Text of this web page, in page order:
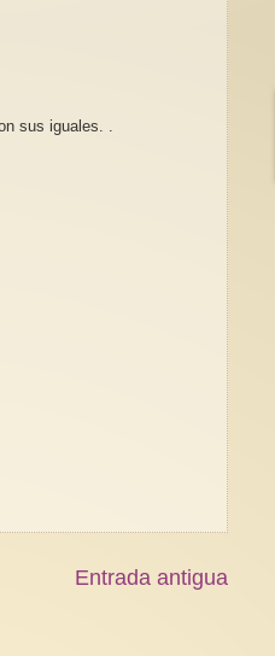
sus iguales. .
Entrada antigua